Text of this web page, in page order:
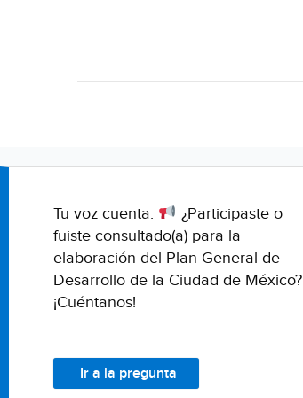
Tu voz cuenta.
¿Participaste o
fuiste consultado(a) para la
elaboración del Plan General de
Desarrollo de la Ciudad de México?
¡Cuéntanos!
Ir a la pregunta